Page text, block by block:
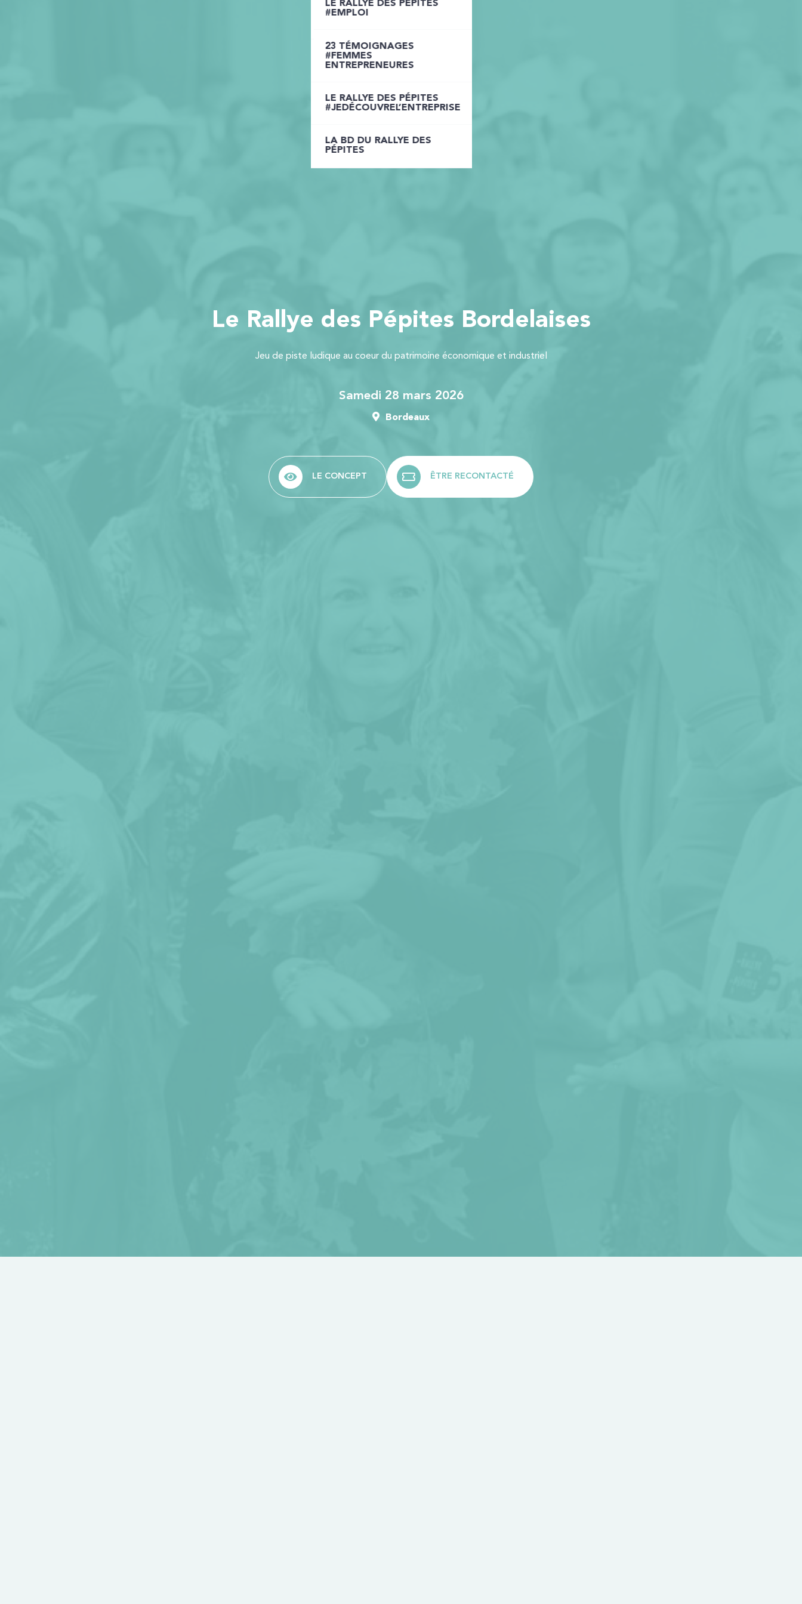
LE RALLYE DES PÉPITES
LE RALLYE DES PÉPITES
JOB DATING
LE RALLYE DES PÉPITES
ETUDIANTS
LA BD DU RALLYE DES
PÉPITES
LE RALLYE DES PÉPITES
#EMPLOI
23 TÉMOIGNAGES
#FEMMES
ENTREPRENEURES
LE RALLYE DES PÉPITES
#JEDÉCOUVREL’ENTREPRISE
LA BD DU RALLYE DES
PÉPITES
Le Rallye des Pépites Bordelaises
Jeu de piste ludique au coeur du patrimoine économique et industriel
samedi 28 mars 2026
Bordeaux
LE CONCEPT ÊTRE RECONTACTÉ